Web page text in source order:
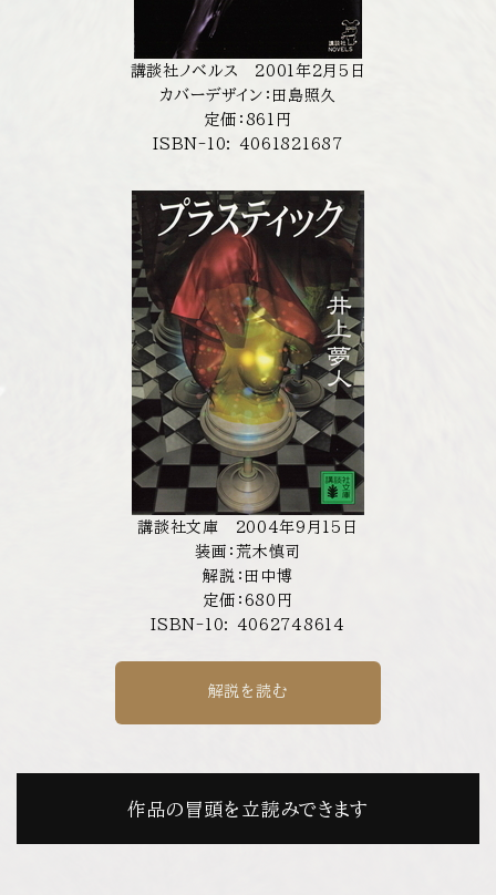
講談社ノベルス 2001年2月5日
カバーデザイン：田島照久
定価：861円
ISBN-10: 4061821687
講談社文庫 2004年9月15日
装画：荒木慎司
解説：田中博
定価：680円
ISBN-10: 4062748614
解説を読む
作品の冒頭を立読みできます